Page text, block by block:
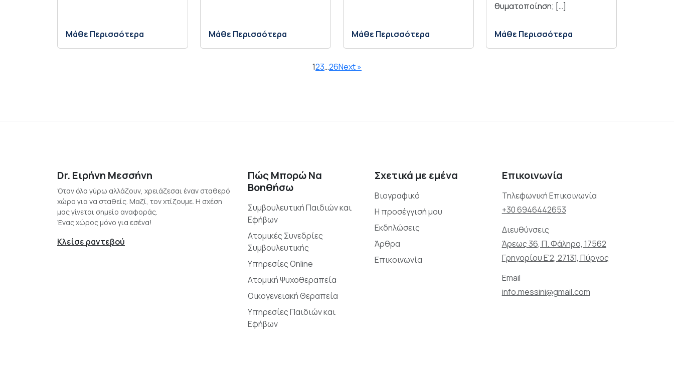
Μάθε Περισσότερα Μάθε Περισσότερα Μάθε Περισσότερα
θυματοποίηση; […]
Μάθε Περισσότερα
123…26Next »
Dr. Ειρήνη Μεσσήνη
Όταν όλα γύρω αλλάζουν, χρειάζεσαι έναν σταθερό
χώρο για να σταθείς. Μαζί, τον χτίζουμε. Η σχέση
μας γίνεται σημείο αναφοράς.
Ένας χώρος μόνο για εσένα!
Κλείσε ραντεβού
Πώς Μπορώ Να
Βοηθήσω
Συμβουλευτική Παιδιών και
Εφήβων
Ατομικές Συνεδρίες
Συμβουλευτικής
Υπηρεσίες Online
Ατομική Ψυχοθεραπεία
Οικογενειακή Θεραπεία
Υπηρεσίες Παιδιών και
Εφήβων
Σχετικά με εμένα
Βιογραφικό
Η προσέγγισή μου
Εκδηλώσεις
Άρθρα
Επικοινωνία
Επικοινωνία
Τηλεφωνική Επικοινωνία
+30 6946442653
Διευθύνσεις
Άρεως 36, Π. Φάληρο, 17562
Γρηγορίου Ε'2, 27131, Πύργος
Email
info.messini@gmail.com